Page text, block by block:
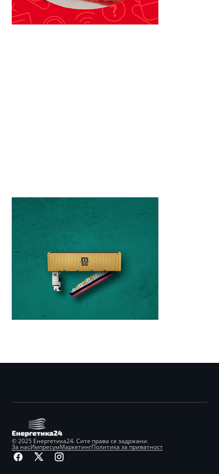
© 2025 Енергетика24. Сите права се задржани.
За насИмпресумМаркетингПолитика за приватност